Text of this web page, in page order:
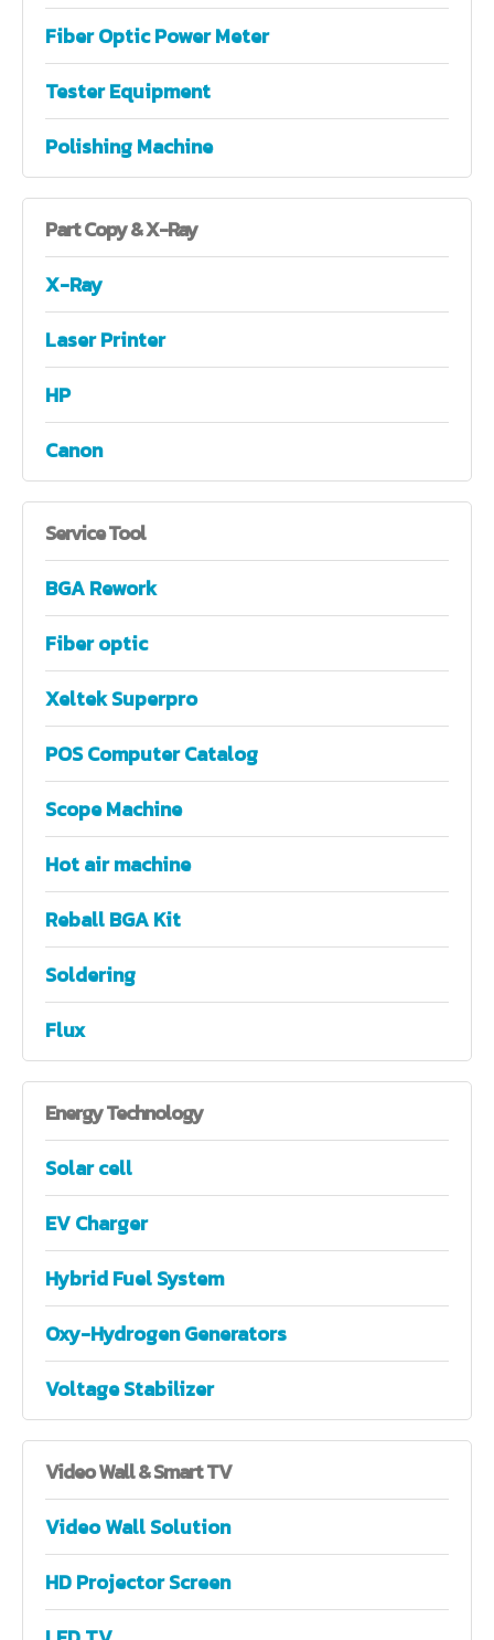
Fiber Optic Power Meter
Tester Equipment
Polishing Machine
PartCopy & X-Ray
X-Ray
Laser Printer
HP
Canon
ServiceTool
BGA Rework
Fiber optic
Xeltek Superpro
POS Computer Catalog
Scope Machine
Hot air machine
Reball BGA Kit
Soldering
Flux
EnergyTechnology
Solar cell
EV Charger
Hybrid Fuel System
Oxy-Hydrogen Generators
Voltage Stabilizer
VideoWall & Smart TV
Video Wall Solution
HD Projector Screen